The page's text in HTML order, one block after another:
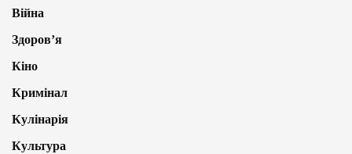
Війна
Здоров’я
Кіно
Кримінал
Кулінарія
Культура